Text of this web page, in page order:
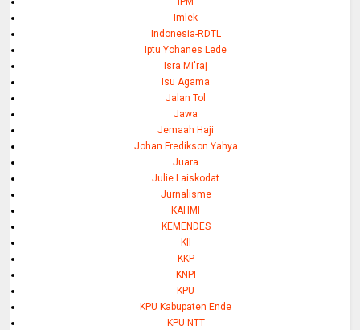
Imlek
Indonesia-RDTL
Iptu Yohanes Lede
Isra Mi'raj
Isu Agama
Jalan Tol
Jawa
Jemaah Haji
Johan Fredikson Yahya
Juara
Julie Laiskodat
Jurnalisme
KAHMI
KEMENDES
KII
KKP
KNPI
KPU
KPU Kabupaten Ende
KPU NTT